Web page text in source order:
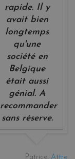
rapide. Il y
avait bien
longtemps
qu'une
société en
Belgique
était aussi
génial. A
recommander
sans réserve.
Patrice, Attre